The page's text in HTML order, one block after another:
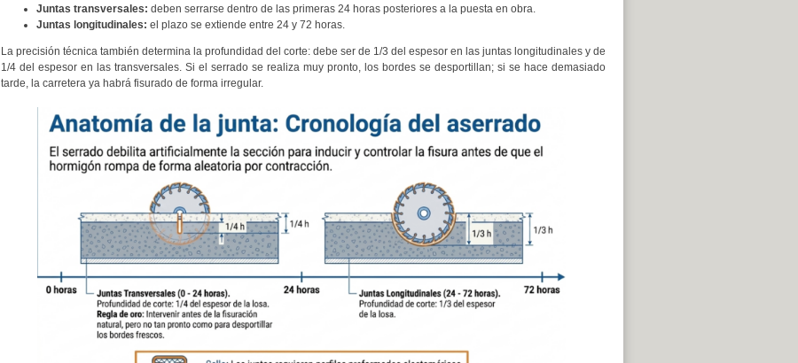
Juntas transversales: deben serrarse dentro de las primeras 24 horas posteriores a la puesta en obra.
Juntas longitudinales: el plazo se extiende entre 24 y 72 horas.
La precisión técnica también determina la profundidad del corte: debe ser de 1/3 del espesor en las juntas longitudinales y de
1/4 del espesor en las transversales. Si el serrado se realiza muy pronto, los bordes se desportillan; si se hace demasiado
tarde, la carretera ya habrá fisurado de forma irregular.